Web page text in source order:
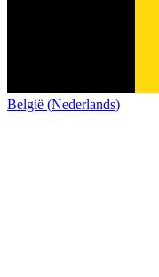
België (Nederlands)